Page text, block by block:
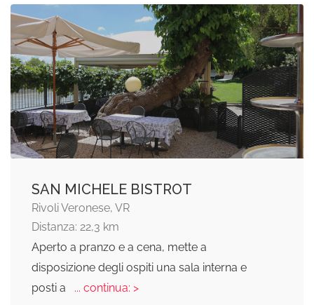
SAN MICHELE BISTROT
Rivoli Veronese, VR
Distanza: 22,3 km
Aperto a pranzo e a cena, mette a
disposizione degli ospiti una sala interna e
posti a
... continua: >